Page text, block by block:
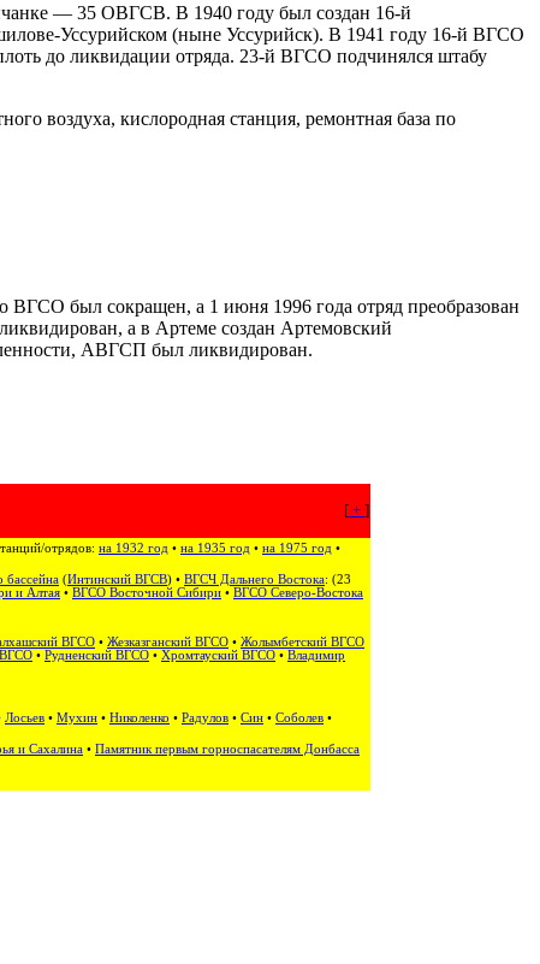
— 35 ОВГСВ. В 1940 году был создан 16-й
Уссурийском (ныне Уссурийск). В 1941 году 16-й ВГСО
до ликвидации отряда. 23-й ВГСО подчинялся штабу
воздуха, кислородная станция, ремонтная база по
ВГСО был сокращен, а 1 июня 1996 года отряд преобразован
а в Артеме создан Артемовский
АВГСП был ликвидирован.
[ + ]
отрядов: на 1932 год • на 1935 год • на 1975 год •
бассейна (Интинский ВГСВ) • ВГСЧ Дальнего Востока: (23
и Алтая ‎ • ВГСО Восточной Сибири • ВГСО Северо-Востока
ВГСО • Жезказганский ВГСО • Жолымбетский ВГСО
ВГСО • Рудненский ВГСО • Хромтауский ВГСО • Владимир
Лосьев • Мухин • Николенко • Радулов • Син • Соболев •
и Сахалина • Памятник первым горноспасателям Донбасса